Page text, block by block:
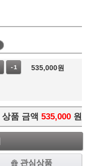
-1 535,000원
상품 금액 535,000 원
관심상품